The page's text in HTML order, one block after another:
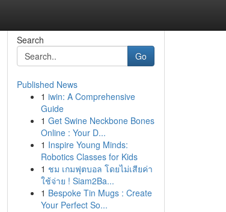
Search
Go
Published News
1 iwin: A Comprehensive
Guide
1 Get Swine Neckbone Bones
Online : Your D...
1 Inspire Young Minds:
Robotics Classes for Kids
1 ชม เกมฟุตบอล โดยไม่เสียค่า
ใช้จ่าย ! Siam2Ba...
1 Bespoke Tin Mugs : Create
Your Perfect So...